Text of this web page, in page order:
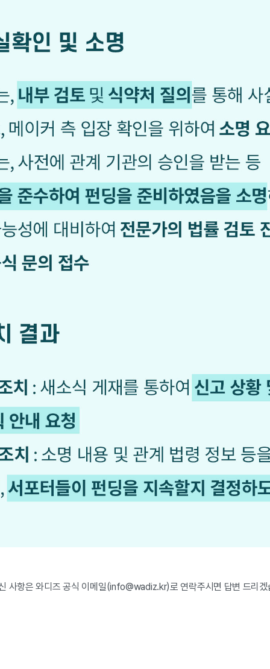
사항은 와디즈 공식 이메일(info@wadiz.kr)로 연락주시면 답변 드리